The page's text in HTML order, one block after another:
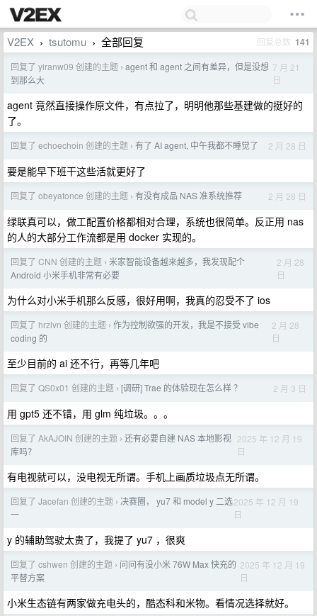
V2EX › tsutomu › 全部回复 回复总数 141
回复了 yiranw09 创建的主题 › agent 和 agent 之间有差异，但是没想
到那么大
7 月 21
日
agent 竟然直接操作原文件，有点拉了，明明他那些基建做的挺好的
了。
回复了 echoechoin 创建的主题 › 有了 AI agent, 中午我都不睡觉了 2 月 28 日
要是能早下班干这些活就更好了
回复了 obeyatonce 创建的主题 › 有没有成品 NAS 准系统推荐 2 月 28 日
绿联真可以，做工配置价格都相对合理，系统也很简单。反正用 nas
的人的大部分工作流都是用 docker 实现的。
回复了 CNN 创建的主题 › 米家智能设备越来越多，我发现配个
Android 小米手机非常有必要
2 月 28
日
为什么对小米手机那么反感，很好用啊，我真的忍受不了 ios
回复了 hrzlvn 创建的主题 › 作为控制欲强的开发，我是不接受 vibe
coding 的
2 月 28
日
至少目前的 ai 还不行，再等几年吧
回复了 QS0x01 创建的主题 › [调研] Trae 的体验现在怎么样 ？ 2 月 3 日
用 gpt5 还不错，用 glm 纯垃圾。。。
回复了 AkAJOIN 创建的主题 › 还有必要自建 NAS 本地影视
库吗？
2025 年 12 月 19
日
有电视就可以，没电视无所谓。手机上画质垃圾点无所谓。
回复了 Jacefan 创建的主题 › 决赛圈， yu7 和 model y 二选
一
2025 年 12 月 19
日
y 的辅助驾驶太贵了，我提了 yu7 ，很爽
回复了 cshwen 创建的主题 › 问问有没小米 76W Max 快充的
平替方案
2025 年 12 月 19
日
小米生态链有两家做充电头的，酷态科和米物。看情况选择就好。